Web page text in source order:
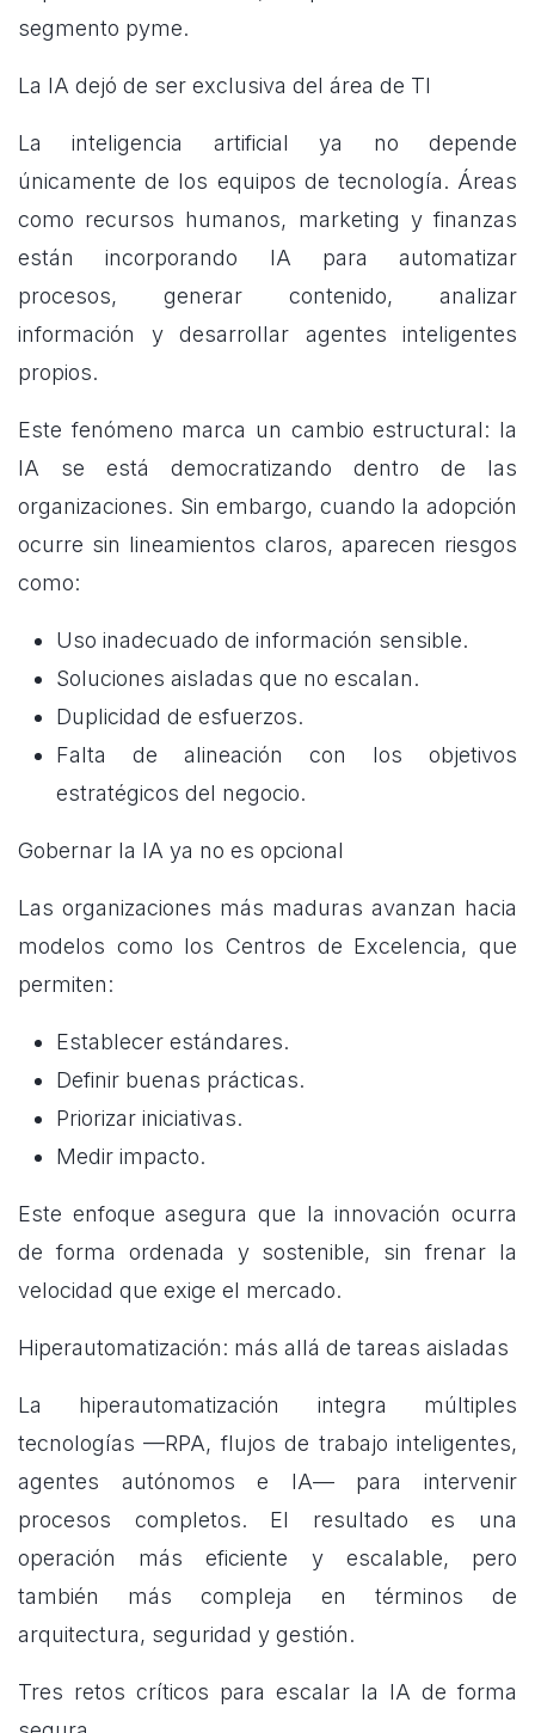
segmento pyme.
La IA dejó de ser exclusiva del área de TI
La inteligencia artificial ya no depende
únicamente de los equipos de tecnología. Áreas
como recursos humanos, marketing y finanzas
están incorporando IA para automatizar
procesos, generar contenido, analizar
información y desarrollar agentes inteligentes
propios.
Este fenómeno marca un cambio estructural: la
IA se está democratizando dentro de las
organizaciones. Sin embargo, cuando la adopción
ocurre sin lineamientos claros, aparecen riesgos
como:
Uso inadecuado de información sensible.
Soluciones aisladas que no escalan.
Duplicidad de esfuerzos.
Falta de alineación con los objetivos
estratégicos del negocio.
Gobernar la IA ya no es opcional
Las organizaciones más maduras avanzan hacia
modelos como los Centros de Excelencia, que
permiten:
Establecer estándares.
Definir buenas prácticas.
Priorizar iniciativas.
Medir impacto.
Este enfoque asegura que la innovación ocurra
de forma ordenada y sostenible, sin frenar la
velocidad que exige el mercado.
Hiperautomatización: más allá de tareas aisladas
La hiperautomatización integra múltiples
tecnologías —RPA, flujos de trabajo inteligentes,
agentes autónomos e IA— para intervenir
procesos completos. El resultado es una
operación más eficiente y escalable, pero
también más compleja en términos de
arquitectura, seguridad y gestión.
Tres retos críticos para escalar la IA de forma